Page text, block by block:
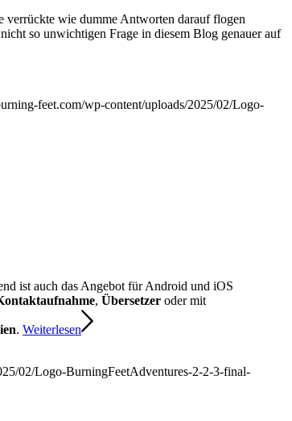
verrückte wie dumme Antworten darauf flogen
so unwichtigen Frage in diesem Blog genauer auf
feet.com/wp-content/uploads/2025/02/Logo-
ist auch das Angebot für Android und iOS
, Übersetzer oder mit
. Weiterlesen
02/Logo-BurningFeetAdventures-2-2-3-final-